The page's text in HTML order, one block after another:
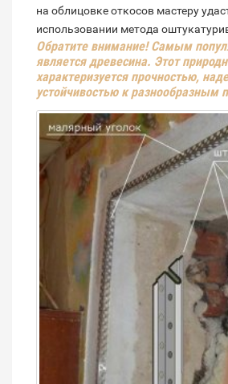
на облицовке откосов мастеру
использовании метода
Обратите внимание! Самым
является древесина. Этот
характеризуется прочностью,
устойчивостью к разнообразным